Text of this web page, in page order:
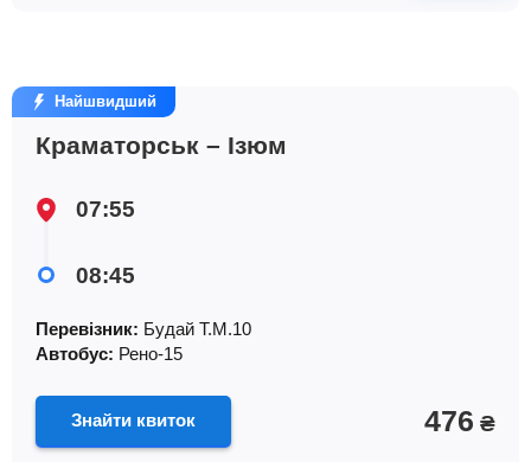
Найшвидший
Краматорськ – Ізюм
07:55
08:45
Перевізник: Будай Т.М.10
Автобус: Рено-15
Знайти квиток 476 ₴